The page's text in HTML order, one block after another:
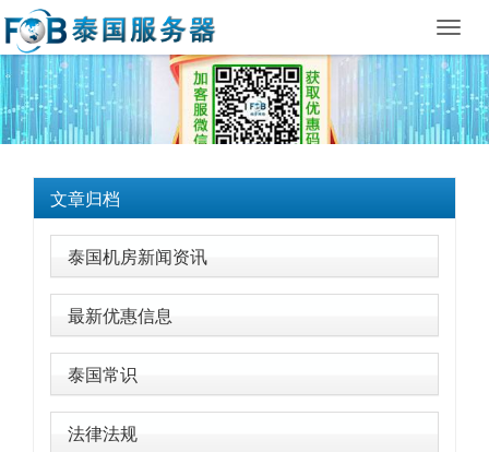
文章归档
泰国机房新闻资讯
最新优惠信息
泰国常识
法律法规